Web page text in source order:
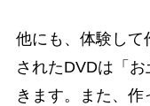
他にも、体験して
されたDVDは「
きます。また、